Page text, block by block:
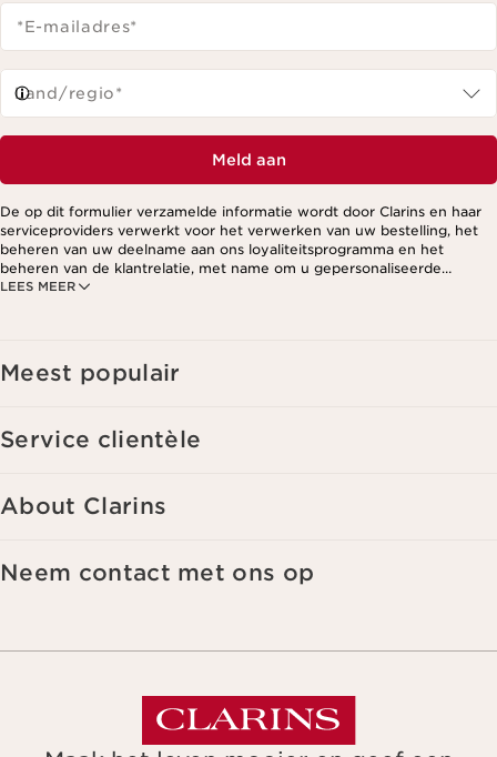
*E-mailadres*
Land/regio*
Meld aan
LEES MEER
De op dit formulier verzamelde informatie wordt door Clarins en haar
serviceproviders verwerkt voor het verwerken van uw bestelling, het
beheren van uw deelname aan ons loyaliteitsprogramma en het
beheren van de klantrelatie, met name om u gepersonaliseerde
aanbiedingen te kunnen sturen op basis van uw eerdere aankopen en
Meest populair
Service clientèle
About Clarins
Neem contact met ons op